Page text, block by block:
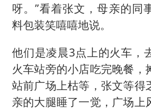
呀。”看着张文，母亲的同
料包装笑嘻嘻地说。
他们是凌晨3点上的火车，
火车站旁的小店吃完晚餐，
站前广场上枯等，张文等得
亲的大腿睡了一觉，广场上